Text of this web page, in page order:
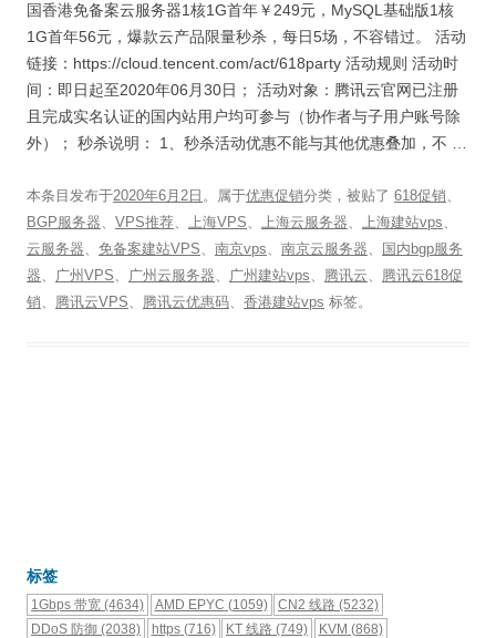
国香港免备案云服务器1核1G首年￥249元，MySQL基础版1核
1G首年56元，爆款云产品限量秒杀，每日5场，不容错过。 活动
链接：https://cloud.tencent.com/act/618party 活动规则 活动时
间：即日起至2020年06月30日； 活动对象：腾讯云官网已注册
且完成实名认证的国内站用户均可参与（协作者与子用户账号除
外）； 秒杀说明： 1、秒杀活动优惠不能与其他优惠叠加，不 …
本条目发布于2020年6月2日 。属于优惠促销分类，被贴了 618促销、
BGP服务器、 VPS推荐、 上海VPS、 上海云服务器、 上海建站vps、
云服务器、 免备案建站VPS、 南京vps、 南京云服务器、
国内bgp服务
器、 广州VPS、 广州云服务器、 广州建站vps、 腾讯云、 腾讯云618促
销、 腾讯云VPS、 腾讯云优惠码、 香港建站vps 标签。
标签
1Gbps 带宽 (4634) AMD EPYC (1059) CN2 线路 (5232)
DDoS 防御 (2038) https(716) KT 线路 (749) KVM (868)